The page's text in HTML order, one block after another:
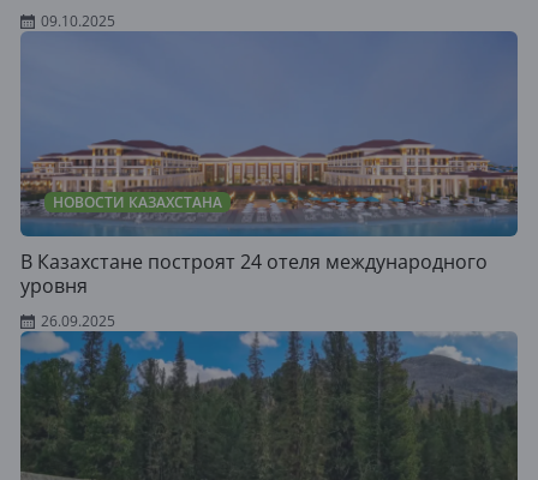
09.10.2025
НОВОСТИ КАЗАХСТАНА
В Казахстане построят 24 отеля международного
уровня
26.09.2025